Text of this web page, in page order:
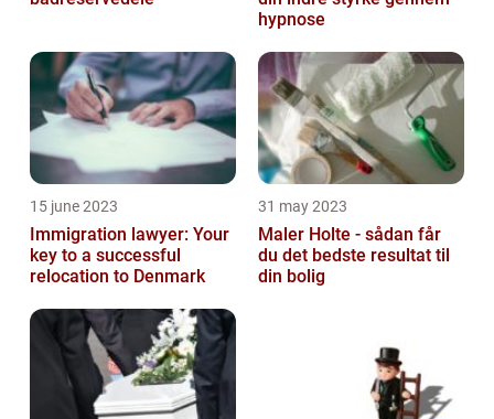
hypnose
15 june 2023
Immigration lawyer: Your
key to a successful
relocation to Denmark
31 may 2023
Maler Holte - sådan får
du det bedste resultat til
din bolig